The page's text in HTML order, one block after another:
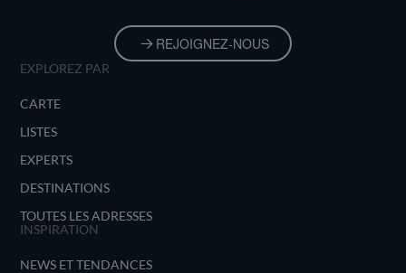
REJOIGNEZ-NOUS
EXPLOREZ PAR
CARTE
LISTES
EXPERTS
DESTINATIONS
TOUTES LES ADRESSES
INSPIRATION
NEWS ET TENDANCES